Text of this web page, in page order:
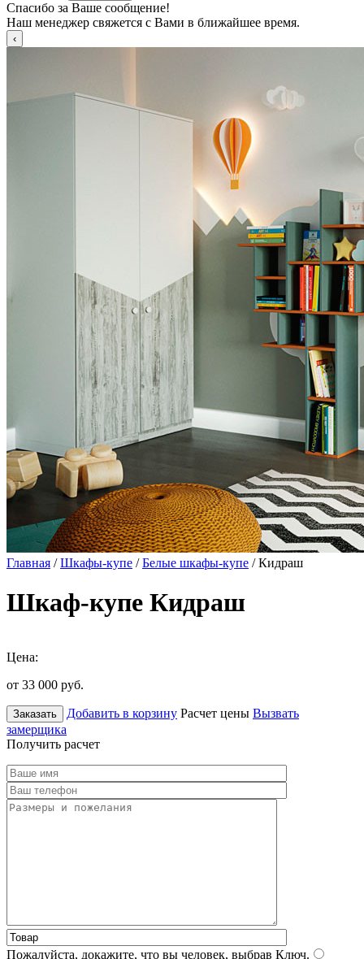
Спасибо за Ваше сообщение!
Наш менеджер свяжется с Вами в ближайшее время.
Главная /Шкафы-купе /Белые шкафы-купе / Кидраш
Шкаф-купе Кидраш
Цена:
от 33 000 руб.
Заказать Добавить в корзину Расчет цены Вызвать
замерщика
Получить расчет
Пожалуйста, докажите, что вы человек, выбрав Ключ.